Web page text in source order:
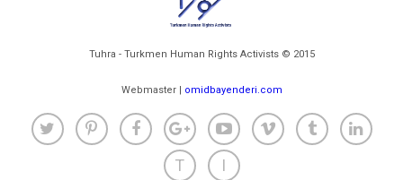
Tuhra - Turkmen Human Rights Activists © 2015
Webmaster | omidbayenderi.com
I
T